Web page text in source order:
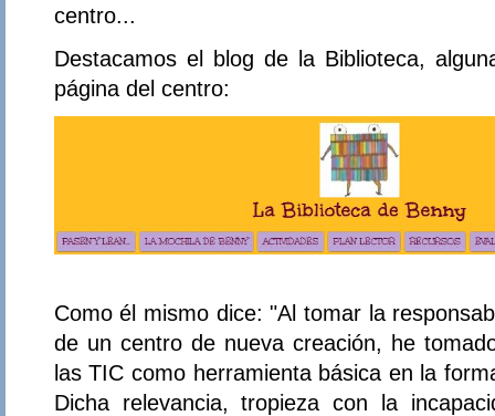
centro...
Destacamos el blog de la Biblioteca,
página del centro:
Como él mismo dice: "Al tomar la
de un centro de nueva creación, he
las TIC como herramienta básica en la
Dicha relevancia, tropieza con la